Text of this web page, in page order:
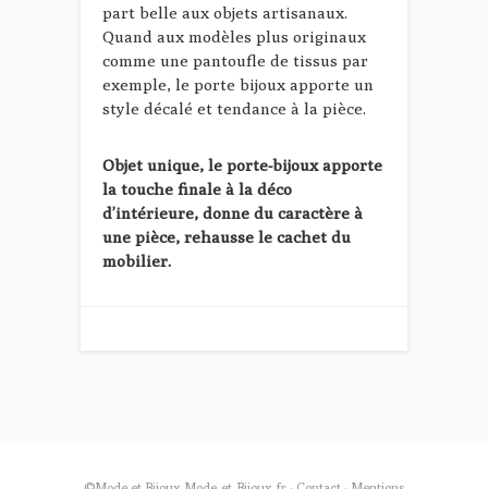
part belle aux objets artisanaux.
Quand aux modèles plus originaux
comme une pantoufle de tissus par
exemple, le porte bijoux apporte un
style décalé et tendance à la pièce.
Objet unique, le porte-bijoux apporte
la touche finale à la déco
d’intérieure, donne du caractère à
une pièce, rehausse le cachet du
mobilier.